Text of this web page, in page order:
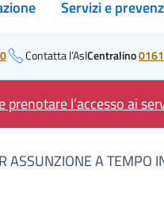
Servizi e
Contatta l’AslCentralino
prenotare l’accesso ai
ASSUNZIONE A TEMPO